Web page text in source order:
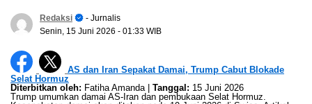
Redaksi
- Jurnalis
Senin, 15 Juni 2026 - 01:33 WIB
AS dan Iran Sepakat Damai, Trump Cabut Blokade
Selat Hormuz
Diterbitkan oleh: Fatiha Amanda | Tanggal: 15 Juni 2026
Trump umumkan damai AS-Iran dan pembukaan Selat Hormuz.